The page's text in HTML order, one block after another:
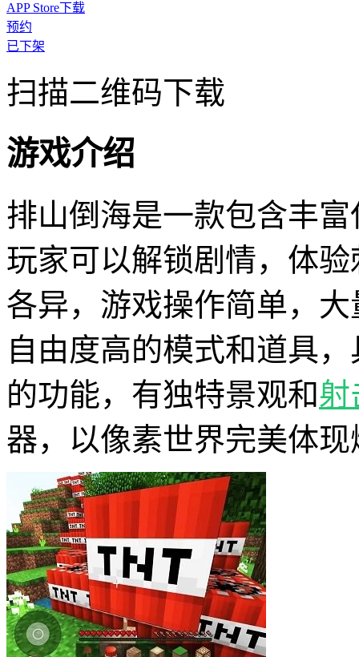
APP Store下载
预约
已下架
扫描二维码下载
游戏介绍
排山倒海是一款包含丰
玩家可以解锁剧情，体
各异，游戏操作简单，
自由度高的模式和道具
的功能，有独特景观和射
器，以像素世界完美体现